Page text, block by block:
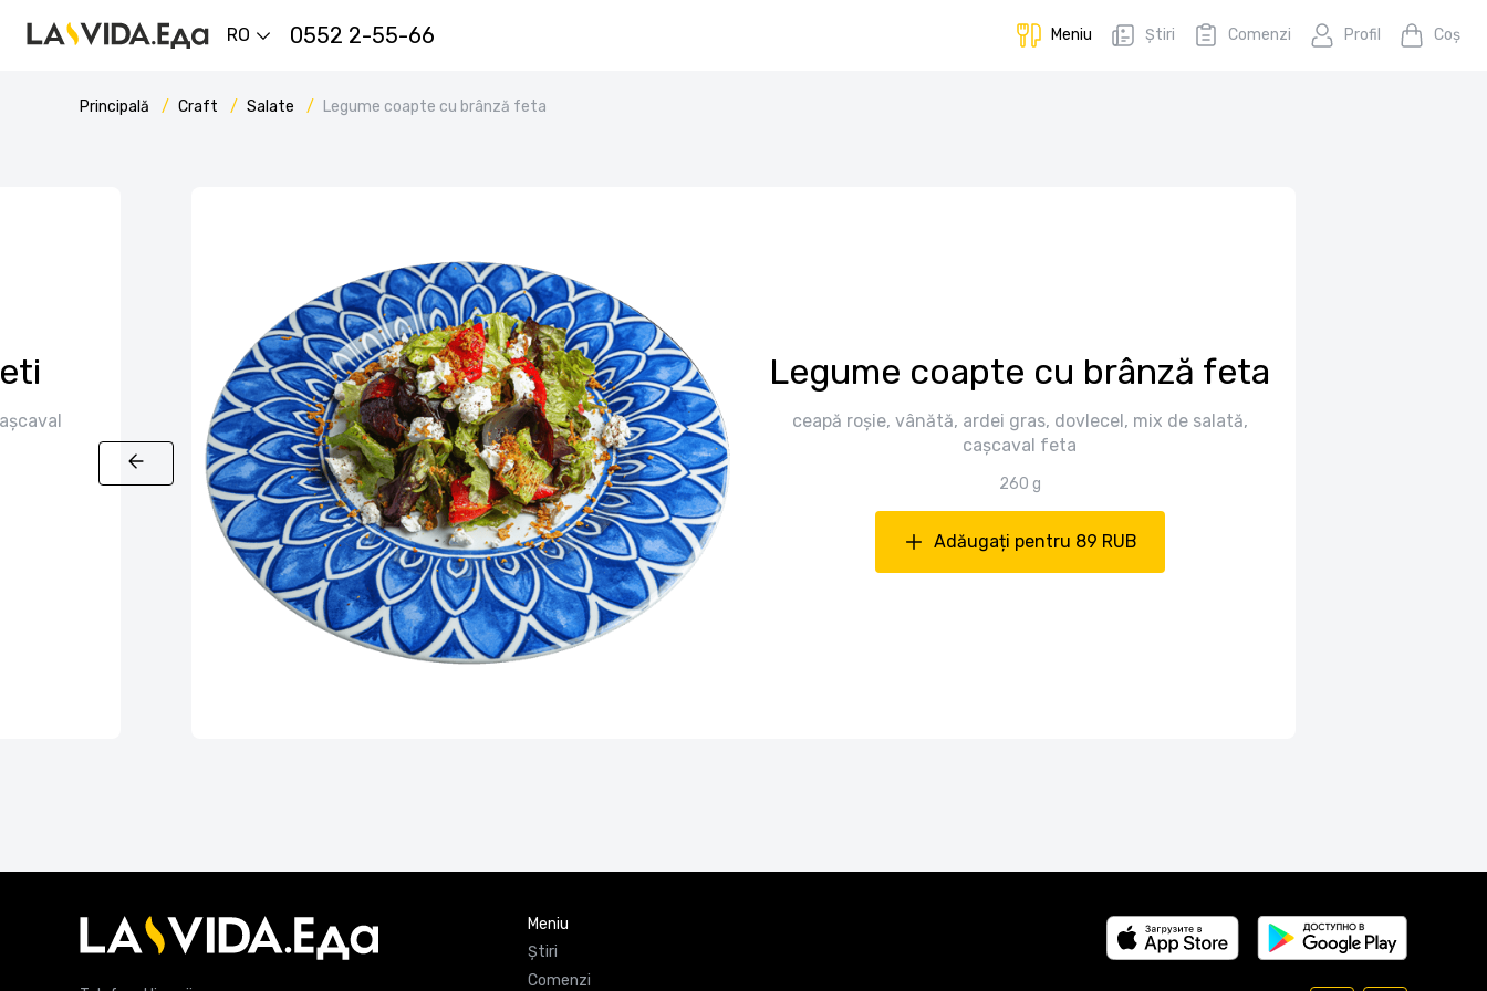
RO 0552 2-55-66 Meniu Știri Comenzi Profil Coş
Principală Craft Salate Legume coapte cu brânză feta
Legume coapte cu brânză feta
ceapă roșie, vânătă, ardei gras, dovlecel, mix de salată,
cașcaval feta
260 g
Adăugați pentru 89 RUB
Meniu
Știri
Comenzi